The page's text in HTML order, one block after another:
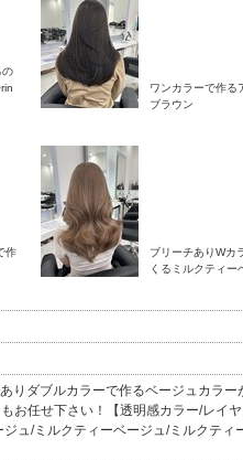
2026年10月
1
2 3
11 12 13 14 15 16
の
ワンカラーで作る
ブラウン
作
ブリーチありWカ
くるミルクティー
りダブルカラーで作るベージュカラー
お任せ下さい！【透明感カラー/レイ
ジュ/ミルクティーベージュ/ミルクティ